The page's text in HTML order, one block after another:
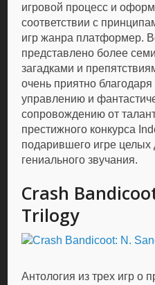
игровой процесс и
соответствии с
игр жанра платформер.
представлено более
загадками и
очень приятно
управлению и
сопровождению от
престижного конкурса
подарившего игре целых
гениального звучания.
Crash
Trilogy
Антология из трех игр о